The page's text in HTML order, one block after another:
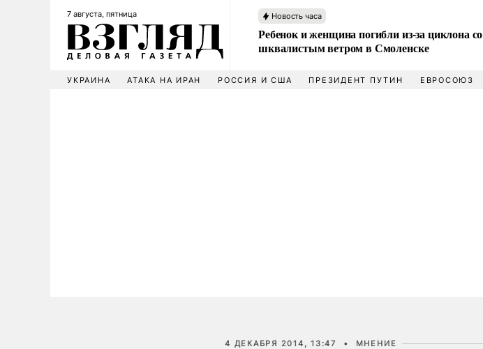
7 августа, пятница Новость часа
Ребенок и женщина погибли из-за циклона со
шквалистым ветром в Смоленске
УКРАИНА АТАКА НА ИРАН РОССИЯ И США ПРЕЗИДЕНТ ПУТИН ЕВРОСОЮЗ
4 ДЕКАБРЯ 2014, 13:47 • МНЕНИЕ